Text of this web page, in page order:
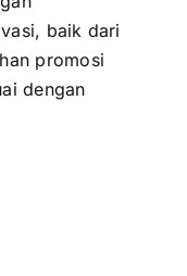
baik dari
promosi
dengan